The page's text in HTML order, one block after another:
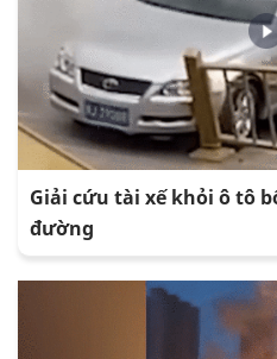
Giải cứu tài xế khỏi ô tô
đường